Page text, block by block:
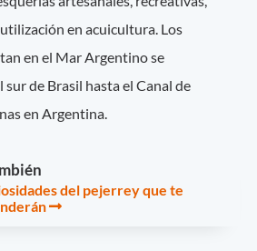
en acuicultura. Los
en el Mar Argentino se
de Brasil hasta el Canal de
en Argentina.
del pejerrey que te